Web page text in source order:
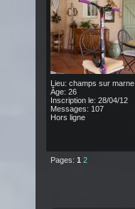
Lieu: champs sur marne
Âge: 26
Inscription le: 28/04/12
Messages: 107
Hors ligne
Pages: 1 2